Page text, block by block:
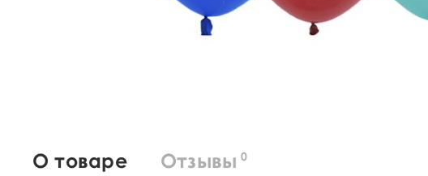
О товаре Отзывы 0